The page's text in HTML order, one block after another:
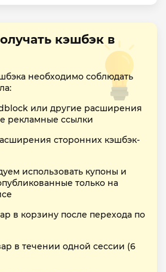
кэшбэк в
необходимо соблюдать
или другие расширения
рекламные ссылки
сторонних кэшбэк-
использовать купоны и
только на
в корзину после перехода по
в течении одной сессии (6